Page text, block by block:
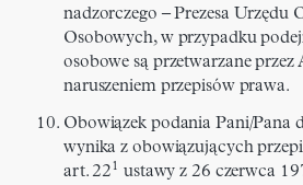
nadzorczego – Prezesa Urzędu
Osobowych, w przypadku
osobowe są przetwarzane
naruszeniem przepisów prawa.
Obowiązek podania Pani/Pana
wynika z obowiązujących
art. 221 ustawy z 26 czerwca